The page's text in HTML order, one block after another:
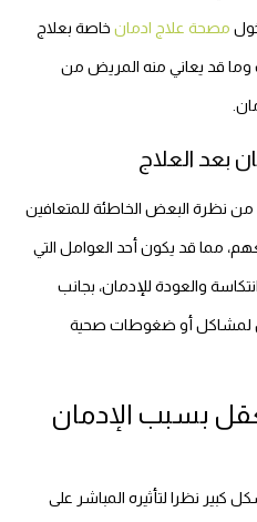
مصحة علاج ادمان خاصة بعلاج
وما قد يعاني منه المريض من
بعد العلاج
من نظرة البعض الخاطئة للمتعافين
مما قد يكون أحد العوامل التي
والعودة للإدمان، بجانب
لمشاكل أو ضغوطات صحية
بسبب الإدمان
كبير نظرا لتأثيره المباشر على